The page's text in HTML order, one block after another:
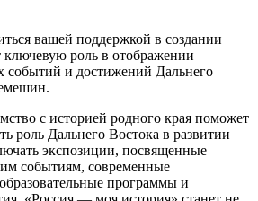
вашей поддержкой в создании
ключевую роль в отображении
событий и достижений Дальнего
с историей родного края поможет
роль Дальнего Востока в развитии
экспозиции, посвященные
событиям, современные
программы и